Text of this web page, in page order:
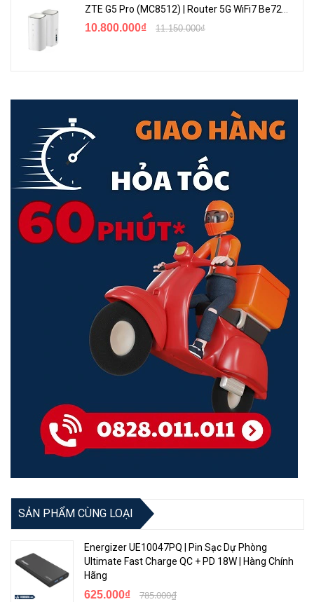
10.800.000₫ 11.150.000₫
SẢN PHẨM CÙNG LOẠI
Energizer UE10047PQ | Pin Sạc Dự Phòng
Ultimate Fast Charge QC + PD 18W | Hàng Chính
Hãng
625.000₫ 785.000₫